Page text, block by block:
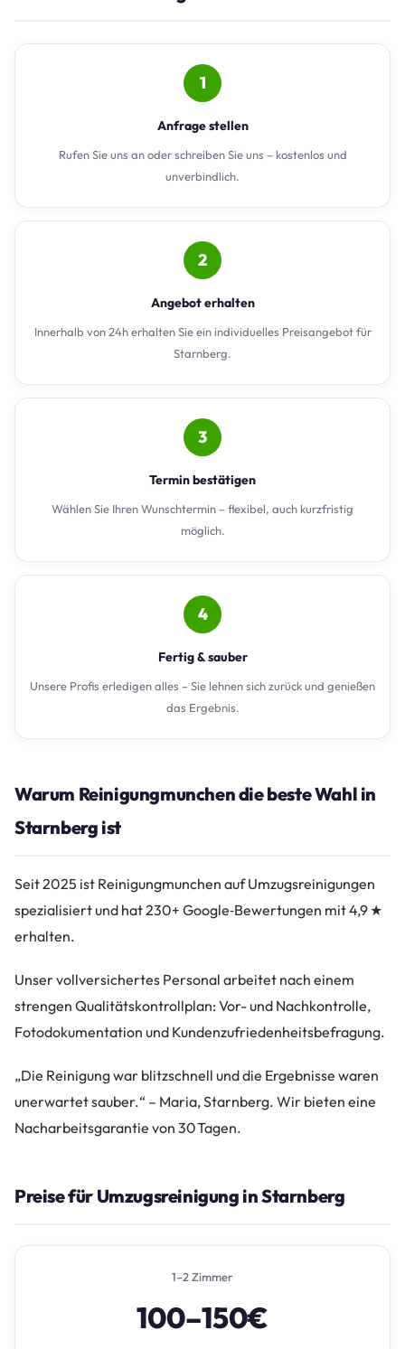
1
Anfrage stellen
Rufen Sie uns an oder schreiben Sie uns – kostenlos und
unverbindlich.
2
Angebot erhalten
Innerhalb von 24h erhalten Sie ein individuelles Preisangebot für
Starnberg.
3
Termin bestätigen
Wählen Sie Ihren Wunschtermin – flexibel, auch kurzfristig
möglich.
4
Fertig & sauber
Unsere Profis erledigen alles – Sie lehnen sich zurück und genießen
das Ergebnis.
Warum Reinigungmunchen die beste Wahl in
Starnberg ist
Seit 2025 ist Reinigungmunchen auf Umzugsreinigungen
spezialisiert und hat 230+ Google‑Bewertungen mit 4,9 ★
erhalten.
Unser vollversichertes Personal arbeitet nach einem
strengen Qualitätskontrollplan: Vor- und Nachkontrolle,
Fotodokumentation und Kundenzufriedenheitsbefragung.
„Die Reinigung war blitzschnell und die Ergebnisse waren
unerwartet sauber.“ – Maria, Starnberg. Wir bieten eine
Nacharbeitsgarantie von 30 Tagen.
Preise für Umzugsreinigung in Starnberg
1–2 Zimmer
100–150€